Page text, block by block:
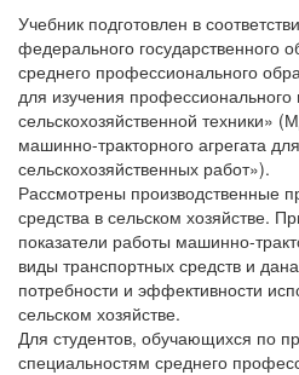
Учебник подготовлен в
федерального государственного
среднего профессионального
для изучения
сельскохозяйственной техники»
машинно-тракторного агрегата
сельскохозяйственных работ»).
Рассмотрены производственные
средства в сельском хозяйстве.
показатели работы машинно-
виды транспортных средств и
потребности и эффективности
сельском хозяйстве.
Для студентов, обучающихся по
специальностям среднего